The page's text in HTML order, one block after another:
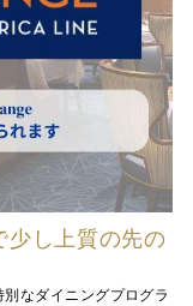
少し上質の先の
なダイニングプログラ